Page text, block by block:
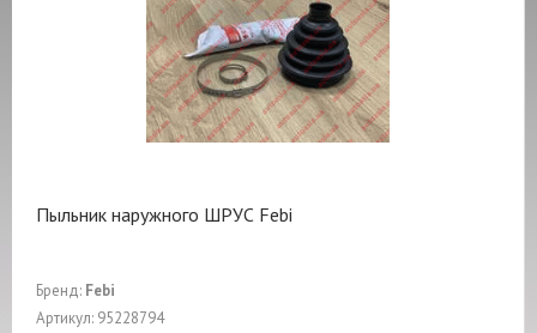
Пыльник наружного ШРУС Febi
Бренд: Febi
Артикул: 95228794